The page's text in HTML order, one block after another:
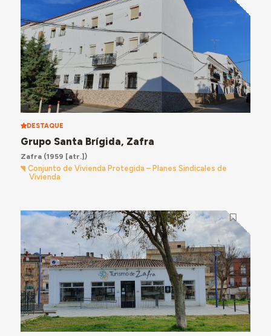
DESTAQUE
Grupo Santa Brígida, Zafra
Zafra(1959 [atr.])
Conjunto de Vivienda Protegida – Planes Sindicales de
Vivienda